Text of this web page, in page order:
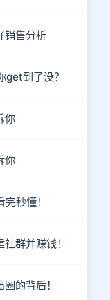
销售分析
get到了没？
你
你
秒懂！
群并赚钱！
的背后！